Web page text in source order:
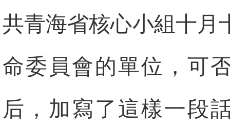
共青海省核心小組十月
命委員會的單位，可
后，加寫了這樣一段